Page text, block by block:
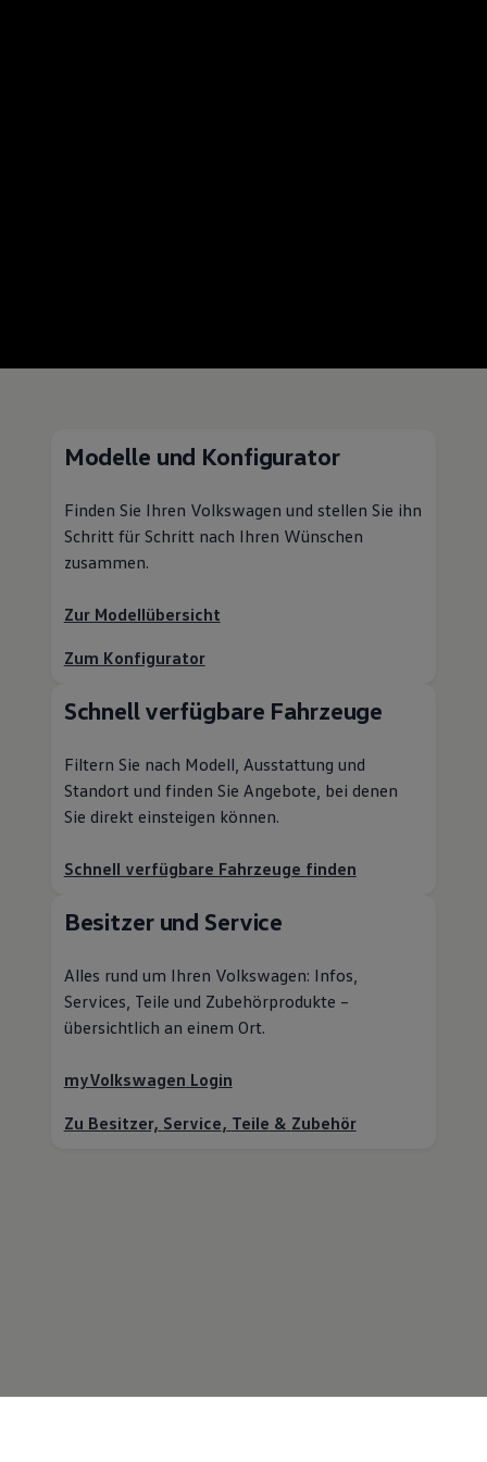
Modelle und Konfigurator
Finden Sie Ihren Volkswagen und stellen Sie ihn
Schritt für Schritt nach Ihren Wünschen
zusammen.
Zur Modellübersicht
Zum Konfigurator
Schnell verfügbare Fahrzeuge
Filtern Sie nach Modell, Ausstattung und
Standort und finden Sie Angebote, bei denen
Sie direkt einsteigen können.
Schnell verfügbare Fahrzeuge finden
Besitzer und Service
Alles rund um Ihren Volkswagen: Infos,
Services, Teile und Zubehörprodukte –
übersichtlich an einem Ort.
myVolkswagen Login
Zu Besitzer, Service, Teile & Zubehör